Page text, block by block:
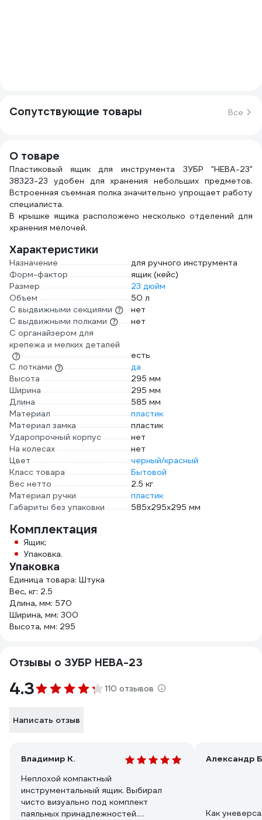
Сопутствующие товары Все
О товаре
Пластиковый ящик для инструмента ЗУБР "НЕВА-23"
38323-23 удобен для хранения небольших предметов.
Встроенная съемная полка значительно упрощает работу
специалиста.
В крышке ящика расположено несколько отделений для
хранения мелочей.
Характеристики
Назначение
для ручного инструмента
Форм-фактор
ящик (кейс)
Размер
23 дюйм
Объем
50 л
С выдвижными секциями
нет
С выдвижными полками
нет
С органайзером для
крепежа и мелких деталей
есть
С лотками
да
Высота
295 мм
Ширина
295 мм
Длина
585 мм
Материал
пластик
Материал замка
пластик
Ударопрочный корпус
нет
На колесах
нет
Цвет
черный/красный
Класс товара
Бытовой
Вес нетто
2.5 кг
Материал ручки
пластик
Габариты без упаковки
585х295х295 мм
Комплектация
Ящик;
Упаковка.
Упаковка
Единица товара: Штука
Вес, кг: 2.5
Длина, мм: 570
Ширина, мм: 300
Высота, мм: 295
Отзывы о ЗУБР НЕВА-23
4.3 110 отзывов
Написать отзыв
Владимир К.
Неплохой компактный
инструментальный ящик. Выбирал
чисто визуально под комплект
паяльных принадлежностей.
Александр
Как